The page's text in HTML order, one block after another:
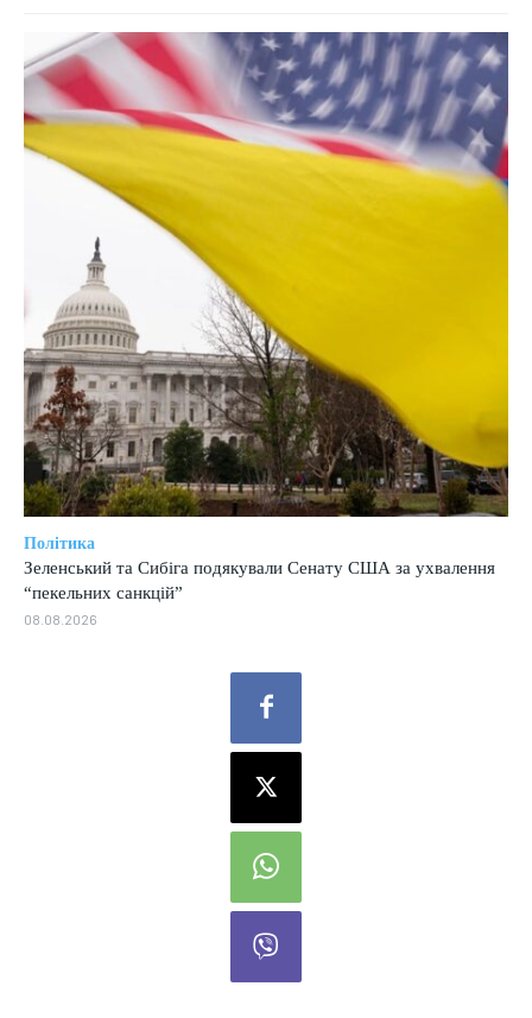
Політика
Зеленський та Сибіга подякували Сенату США за ухвалення
“пекельних санкцій”
08.08.2026